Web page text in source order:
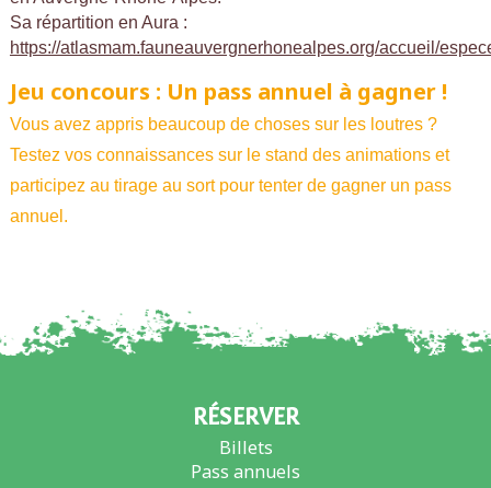
Sa répartition en Aura :
https://atlasmam.fauneauvergnerhonealpes.org/accueil/
Jeu concours : Un pass annuel à gagner !
Vous avez appris beaucoup de choses sur les loutres ?
Testez vos connaissances sur le stand des animations et
participez au tirage au sort pour tenter de gagner un pass
annuel.
RÉSERVER
Billets
Pass annuels